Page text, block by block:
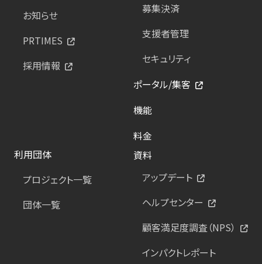
お知らせ
PRTIMES
採用情報
募集決済
支援者管理
セキュリティ
ポータル/集客
機能
料金
利用団体
プロジェクト一覧
団体一覧
資料
アップデート
ヘルプセンター
顧客満足度調査（NPS）
インパクトレポート